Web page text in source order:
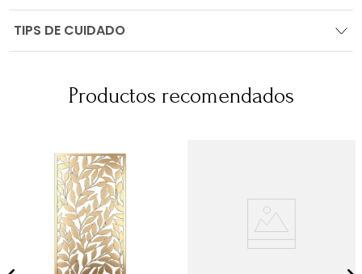
TIPS DE CUIDADO
Productos recomendados